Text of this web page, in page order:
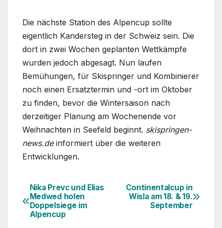
Die nächste Station des Alpencup sollte
eigentlich Kandersteg in der Schweiz sein. Die
dort in zwei Wochen geplanten Wettkämpfe
wurden jedoch abgesagt. Nun laufen
Bemühungen, für Skispringer und Kombinierer
noch einen Ersatztermin und -ort im Oktober
zu finden, bevor die Wintersaison nach
derzeitiger Planung am Wochenende vor
Weihnachten in Seefeld beginnt. skispringen-
news.deinformiert über die weiteren
Entwicklungen.
Beitragsnavigation
Continentalcup in
Wisla am 18. & 19.
September
Nika Prevc und Elias
Medwed holen
Doppelsiege im
Alpencup